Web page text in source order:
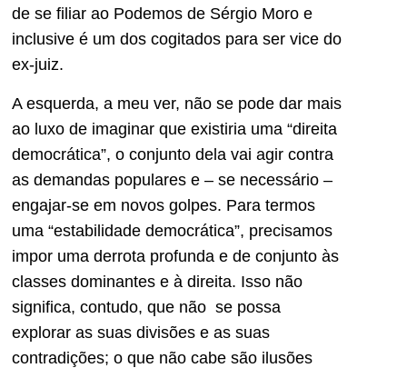
de se filiar ao Podemos de Sérgio Moro e
inclusive é um dos cogitados para ser vice do
ex-juiz.
A esquerda, a meu ver, não se pode dar mais
ao luxo de imaginar que existiria uma “direita
democrática”, o conjunto dela vai agir contra
as demandas populares e – se necessário –
engajar-se em novos golpes. Para termos
uma “estabilidade democrática”, precisamos
impor uma derrota profunda e de conjunto às
classes dominantes e à direita. Isso não
significa, contudo, que não se possa
explorar as suas divisões e as suas
contradições; o que não cabe são ilusões